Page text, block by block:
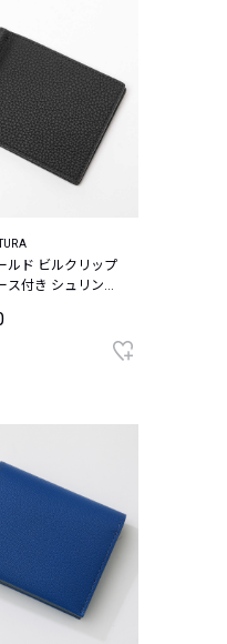
ルド ビルクリップ
ス付き シュリンク